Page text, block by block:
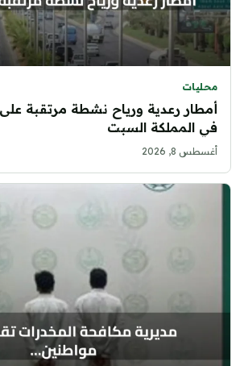
محليات
أمطار رعدية ورياح نشطة مرتقبة
في المملكة السبت
أغسطس 8, 2026